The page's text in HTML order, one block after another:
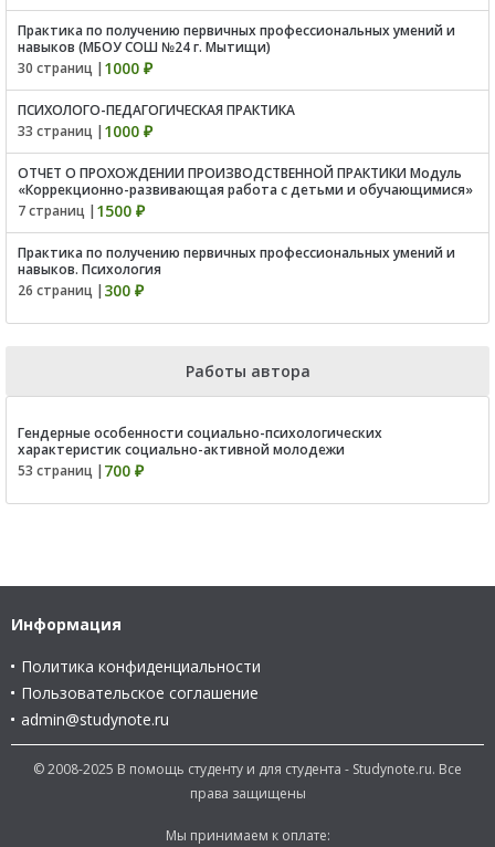
Практика по получению первичных профессиональных умений и
навыков (МБОУ СОШ №24 г. Мытищи)
30 страниц | 1000 ₽
ПСИХОЛОГО-ПЕДАГОГИЧЕСКАЯ ПРАКТИКА
33 страниц | 1000 ₽
ОТЧЕТ О ПРОХОЖДЕНИИ ПРОИЗВОДСТВЕННОЙ ПРАКТИКИ Модуль
«Коррекционно-развивающая работа с детьми и обучающимися»
7 страниц | 1500 ₽
Практика по получению первичных профессиональных умений и
навыков. Психология
26 страниц | 300 ₽
Работы автора
Гендерные особенности социально-психологических
характеристик социально-активной молодежи
53 страниц | 700 ₽
Информация
Политика конфиденциальности
Пользовательское соглашение
admin@studynote.ru
© 2008-2025 В помощь студенту и для студента - Studynote.ru. Все
права защищены
Мы принимаем к оплате: